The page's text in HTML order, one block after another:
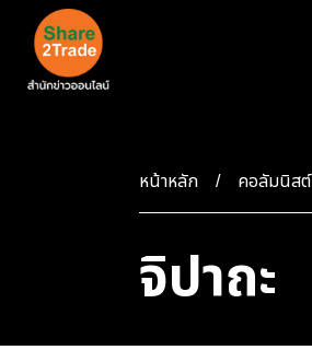
หน้าหลัก คอลัมนิสต์
จิปาถะ